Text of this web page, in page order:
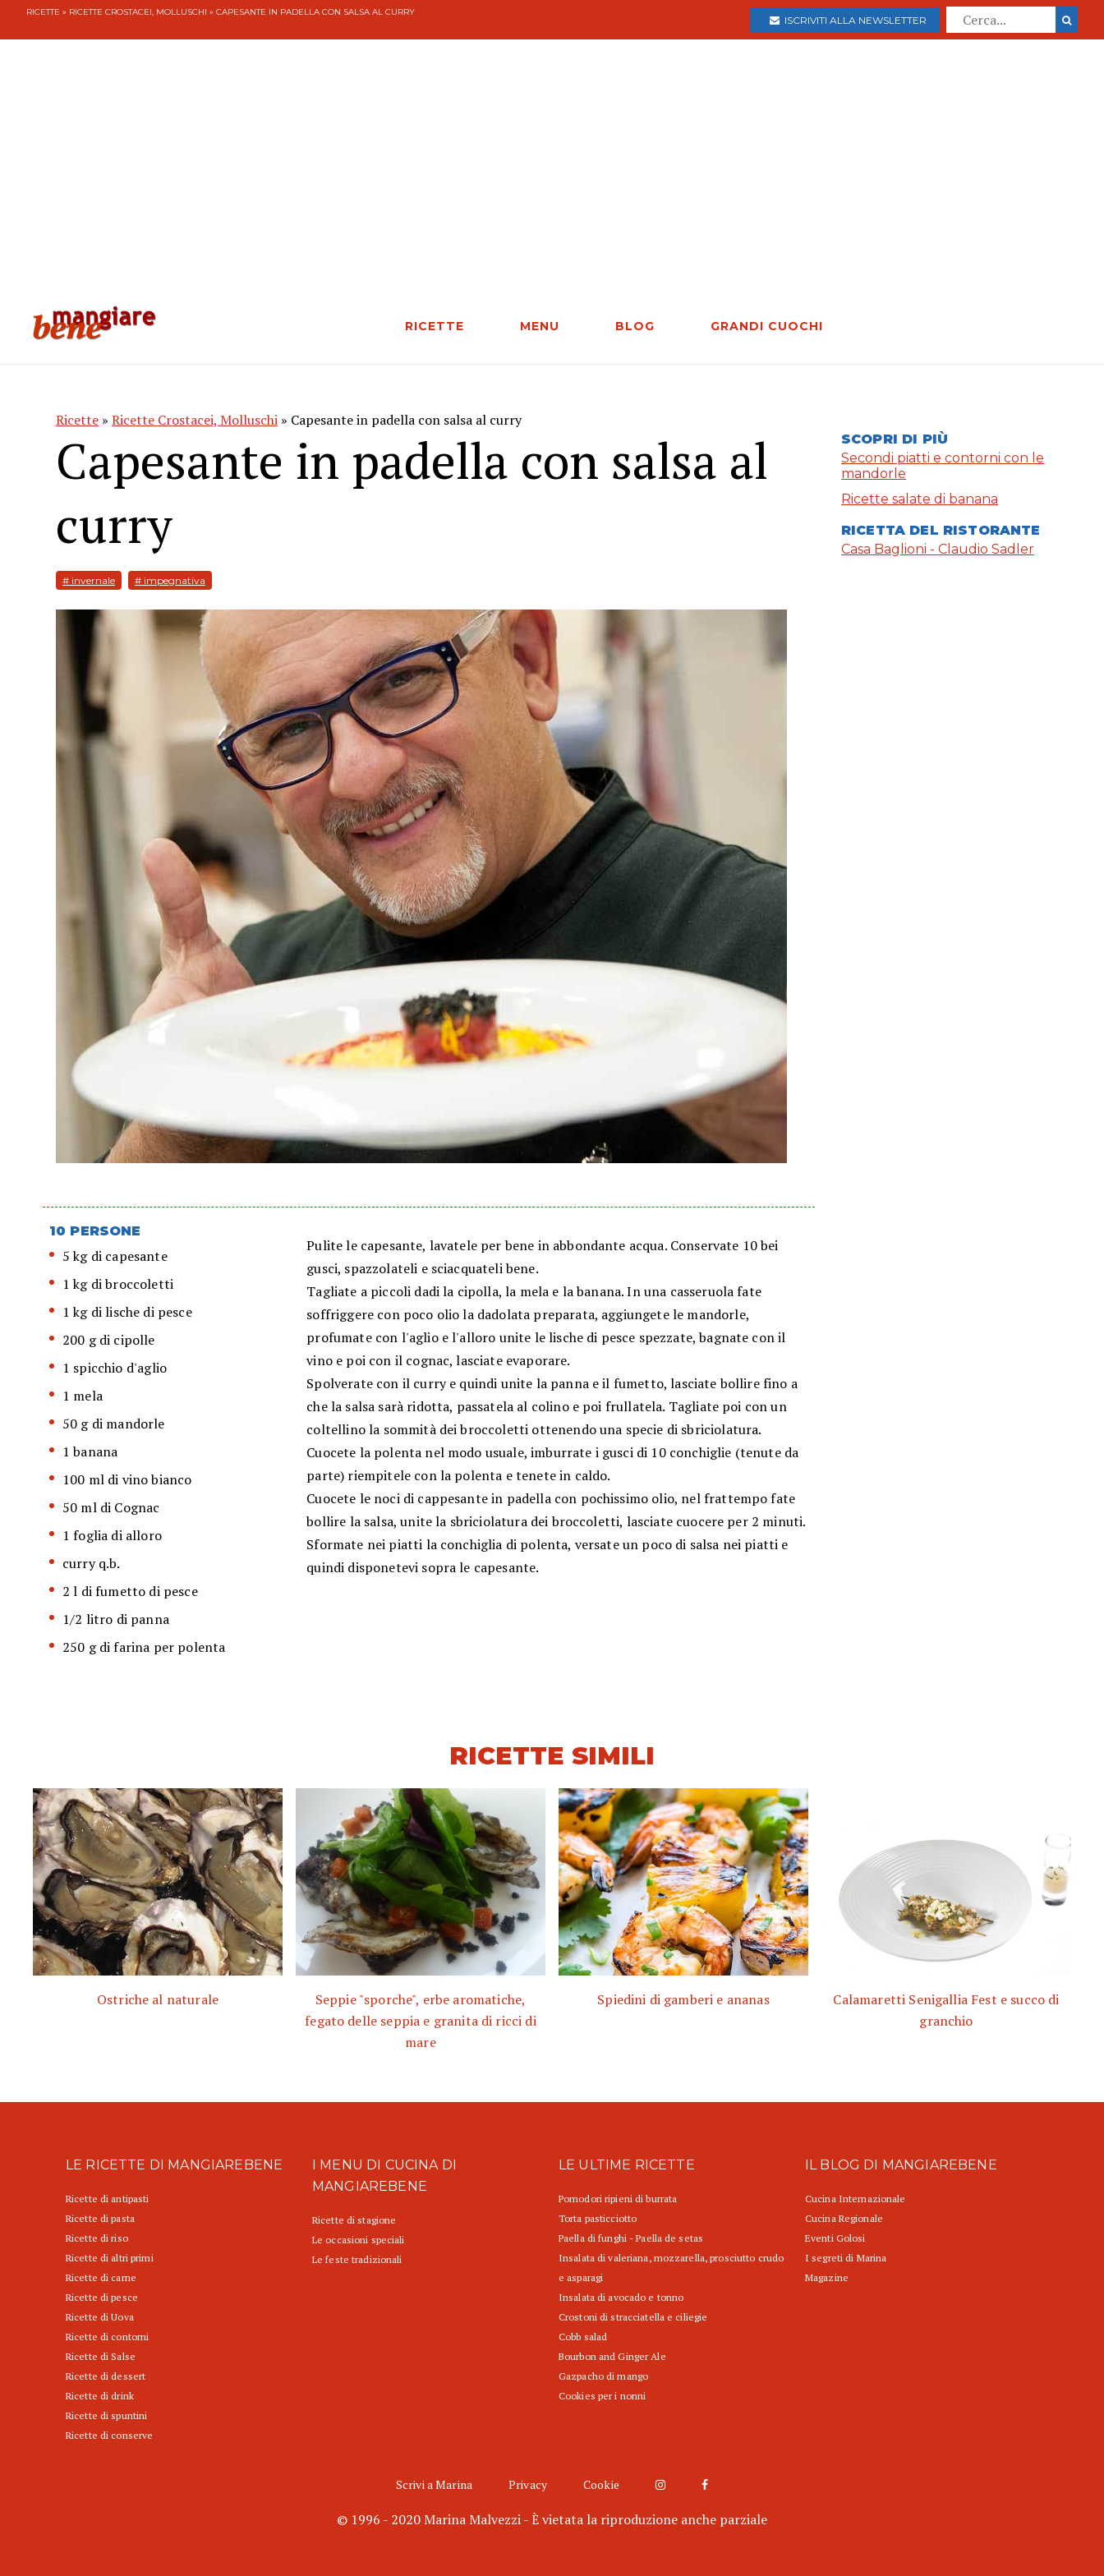
RICETTE » RICETTE CROSTACEI, MOLLUSCHI » CAPESANTE IN PADELLA CON SALSA AL CURRY
ISCRIVITI ALLA NEWSLETTER
RICETTE MENU BLOG GRANDI CUOCHI
Ricette » Ricette Crostacei, Molluschi » Capesante in padella con salsa al curry
Capesante in padella con salsa al
curry
# invernale # impegnativa
10 PERSONE
5 kg di capesante
1 kg di broccoletti
1 kg di lische di pesce
200 g di cipolle
1 spicchio d'aglio
1 mela
50 g di mandorle
1 banana
100 ml di vino bianco
50 ml di Cognac
1 foglia di alloro
curry q.b.
2 l di fumetto di pesce
1/2 litro di panna
250 g di farina per polenta
Pulite le capesante, lavatele per bene in abbondante acqua. Conservate 10 bei
gusci, spazzolateli e sciacquateli bene.
Tagliate a piccoli dadi la cipolla, la mela e la banana. In una casseruola fate
soffriggere con poco olio la dadolata preparata, aggiungete le mandorle,
profumate con l'aglio e l'alloro unite le lische di pesce spezzate, bagnate con il
vino e poi con il cognac, lasciate evaporare.
Spolverate con il curry e quindi unite la panna e il fumetto, lasciate bollire fino a
che la salsa sarà ridotta, passatela al colino e poi frullatela. Tagliate poi con un
coltellino la sommità dei broccoletti ottenendo una specie di sbriciolatura.
Cuocete la polenta nel modo usuale, imburrate i gusci di 10 conchiglie (tenute da
parte) riempitele con la polenta e tenete in caldo.
Cuocete le noci di cappesante in padella con pochissimo olio, nel frattempo fate
bollire la salsa, unite la sbriciolatura dei broccoletti, lasciate cuocere per 2 minuti.
Sformate nei piatti la conchiglia di polenta, versate un poco di salsa nei piatti e
quindi disponetevi sopra le capesante.
SCOPRI DI PIÙ
Secondi piatti e contorni con le
mandorle
Ricette salate di banana
RICETTA DEL RISTORANTE
Casa Baglioni - Claudio Sadler
RICETTE SIMILI
Ostriche al naturale
Seppie "sporche", erbe aromatiche,
fegato delle seppia e granita di ricci di
mare
Spiedini di gamberi e ananas
Calamaretti Senigallia Fest e succo di
granchio
LE RICETTE DI MANGIAREBENE
Ricette di antipasti
Ricette di pasta
Ricette di riso
Ricette di altri primi
Ricette di carne
Ricette di pesce
Ricette di Uova
Ricette di contorni
Ricette di Salse
Ricette di dessert
Ricette di drink
Ricette di spuntini
Ricette di conserve
I MENU DI CUCINA DI
MANGIAREBENE
Ricette di stagione
Le occasioni speciali
Le feste tradizionali
LE ULTIME RICETTE
Pomodori ripieni di burrata
Torta pasticciotto
Paella di funghi - Paella de setas
Insalata di valeriana, mozzarella, prosciutto crudo
e asparagi
Insalata di avocado e tonno
Crostoni di stracciatella e ciliegie
Cobb salad
Bourbon and Ginger Ale
Gazpacho di mango
Cookies per i nonni
IL BLOG DI MANGIAREBENE
Cucina Internazionale
Cucina Regionale
Eventi Golosi
I segreti di Marina
Magazine
Scrivi a Marina Privacy Cookie
© 1996 - 2020 Marina Malvezzi - È vietata la riproduzione anche parziale